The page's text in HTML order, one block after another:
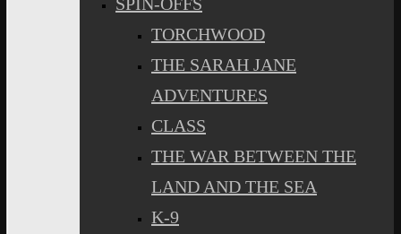
TORCHWOOD
THE SARAH JANE
ADVENTURES
CLASS
THE WAR BETWEEN THE
LAND AND THE SEA
K-9